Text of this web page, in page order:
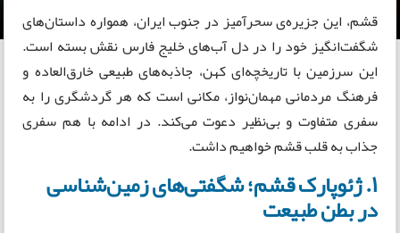
معرفی بهترین غذاهای محلی و خیابانی دبی
قشم، این جزیره‌ی سحرآمیز در جنوب ایران، همواره داستان‌های
شگفت‌انگیز خود را در دل آب‌های خلیج فارس نقش بسته است.
این سرزمین با تاریخچه‌ای کهن، جاذبه‌های طبیعی خارق‌العاده و
فرهنگ مردمانی مهمان‌نواز، مکانی است که هر گردشگری را به
سفری متفاوت و بی‌نظیر دعوت می‌کند. در ادامه با هم سفری
جذاب به قلب قشم خواهیم داشت.
۱. ژئوپارک قشم؛ شگفتی‌های زمین‌شناسی
در بطن طبیعت